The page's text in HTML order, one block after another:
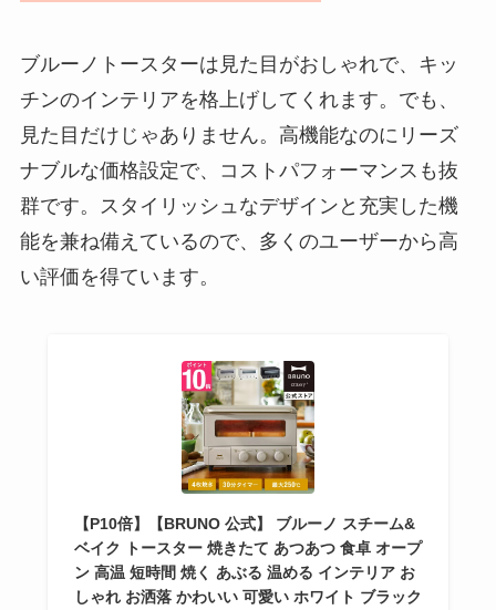
ブルーノトースターは見た目がおしゃれで、キッ
チンのインテリアを格上げしてくれます。でも、
見た目だけじゃありません。高機能なのにリーズ
ナブルな価格設定で、コストパフォーマンスも抜
群です。スタイリッシュなデザインと充実した機
能を兼ね備えているので、多くのユーザーから高
い評価を得ています。
【P10倍】【BRUNO 公式】 ブルーノ スチーム&
ベイク トースター 焼きたて あつあつ 食卓 オープ
ン 高温 短時間 焼く あぶる 温める インテリア お
しゃれ お洒落 かわいい 可愛い ホワイト ブラック